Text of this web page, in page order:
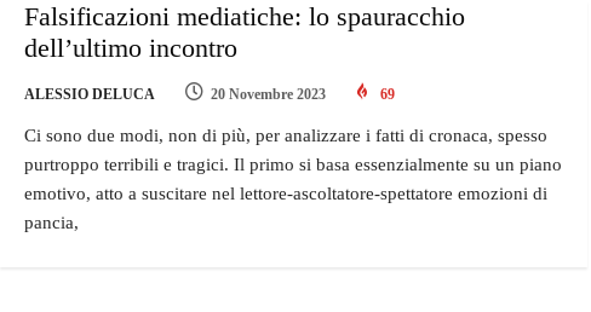
Falsificazioni mediatiche: lo spauracchio
dell’ultimo incontro
ALESSIO DELUCA 20 Novembre 2023 69
Ci sono due modi, non di più, per analizzare i fatti di cronaca, spesso
purtroppo terribili e tragici. Il primo si basa essenzialmente su un piano
emotivo, atto a suscitare nel lettore-ascoltatore-spettatore emozioni di
pancia,